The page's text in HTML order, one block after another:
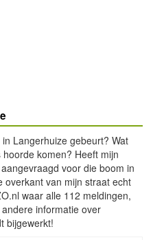
Langerhuize gebeurt? Wat
komen? Heeft mijn
voor die boom in
overkant van mijn straat echt
waar alle 112 meldingen,
informatie over
bijgewerkt!